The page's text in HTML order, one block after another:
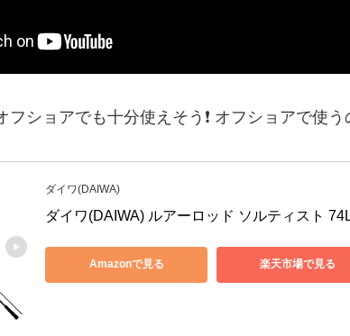
フショアでも十分使えそう❗️ オフショアで使
ダイワ(DAIWA)
ダイワ(DAIWA) ルアーロッド ソルティスト
Amazonで見る 楽天市場で見る